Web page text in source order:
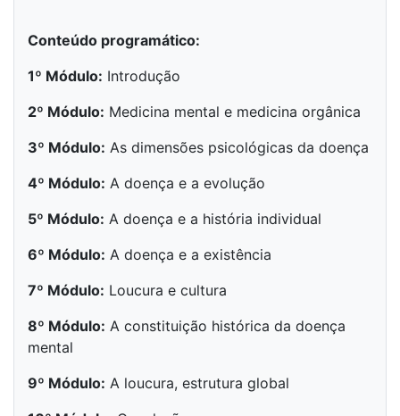
Conteúdo programático:
1º Módulo: Introdução
2º Módulo: Medicina mental e medicina orgânica
3º Módulo: As dimensões psicológicas da doença
4º Módulo: A doença e a evolução
5º Módulo: A doença e a história individual
6º Módulo: A doença e a existência
7º Módulo: Loucura e cultura
8º Módulo: A constituição histórica da doença
mental
9º Módulo: A loucura, estrutura global